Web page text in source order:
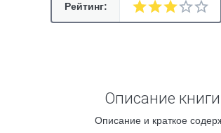
Рейтинг:
Описание
Описание и краткое